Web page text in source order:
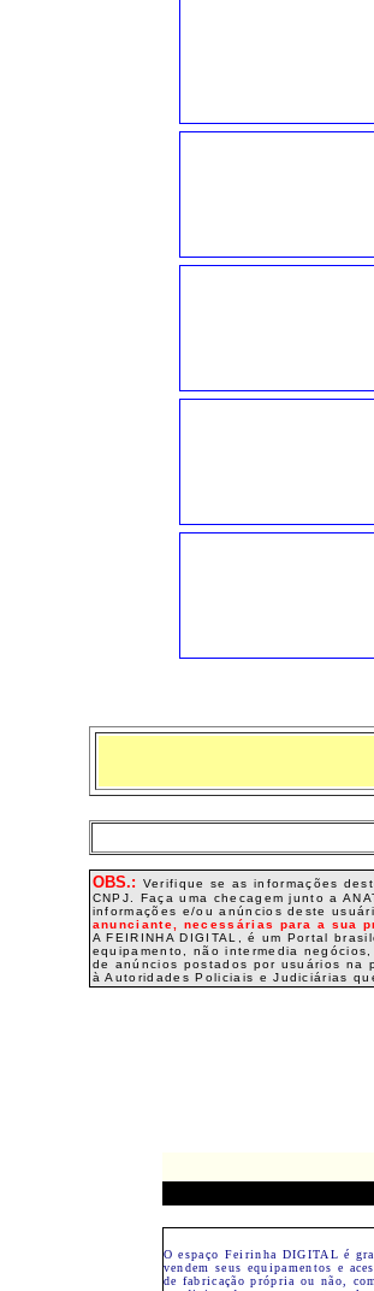
OBS.:
Verifique se as informações
CNPJ. Faça uma checagem junto a
informações e/ou anúncios deste
anunciante, necessárias para a sua
A FEIRINHA DIGITAL, é um Portal
equipamento, não intermedia
de anúncios postados por usuários na
à Autoridades Policiais e Judiciárias
O espaço Feirinha DIGITAL é
vendem seus equipamentos e
de fabricação própria ou não,